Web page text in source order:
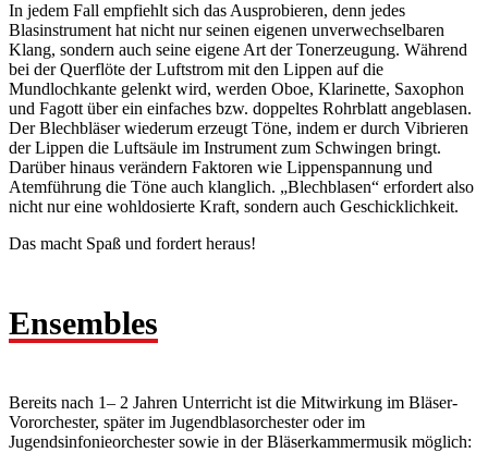
In jedem Fall empfiehlt sich das Ausprobieren, denn jedes
Blasinstrument hat nicht nur seinen eigenen unverwechselbaren
Klang, sondern auch seine eigene Art der Tonerzeugung. Während
bei der Querflöte der Luft­strom mit den Lippen auf die
Mundlochkante gelenkt wird, werden Oboe, Klarinette, Saxophon
und Fagott über ein einfaches bzw. doppeltes Rohrblatt angeblasen.
Der Blechbläser wiederum erzeugt Töne, indem er durch ­Vibrieren
der Lippen die Luftsäule im Instrument zum Schwingen bringt.
Darüber hinaus verändern Faktoren wie Lippenspannung und
Atemführung die Töne auch klanglich. „Blechblasen“ erfordert also
nicht nur eine wohl­dosierte Kraft, sondern auch Geschicklichkeit.
Das macht Spaß und fordert heraus!
Ensembles
Bereits nach 1– 2 Jahren Unterricht ist die Mitwirkung im Bläser-
Vororchester, später im Jugendblasorchester oder im
Jugendsinfonieorchester sowie in der Bläserkammermusik möglich: